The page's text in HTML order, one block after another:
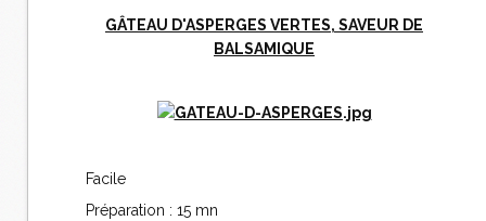
GÂTEAU D'ASPERGES VERTES, SAVEUR DE
BALSAMIQUE
Facile
Préparation : 15 mn